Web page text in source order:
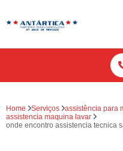
Home Serviços
assistência para
assistencia maquina lavar
onde encontro assistencia tecnica